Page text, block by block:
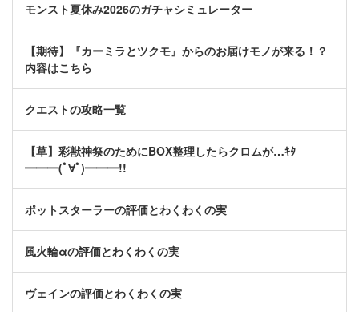
モンスト夏休み2026のガチャシミュレーター
【期待】『カーミラとツクモ』からのお届けモノが来る！？
内容はこちら
クエストの攻略一覧
【草】彩獣神祭のためにBOX整理したらクロムが…ｷﾀ
━━━(ﾟ∀ﾟ)━━━!!
ポットスターラーの評価とわくわくの実
風火輪αの評価とわくわくの実
ヴェインの評価とわくわくの実